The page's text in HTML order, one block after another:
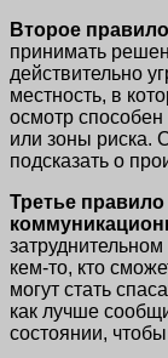
Второе
принимать
действительно
местность, в
осмотр
или зоны риска.
подсказать о
Третье
кем-то, кто
могут стать
как лучше
состоянии,